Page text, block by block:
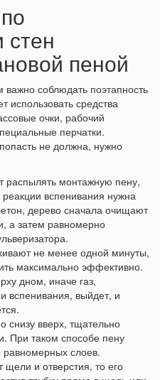
стен
пеной
соблюдать поэтапность
использовать средства
очки, рабочий
перчатки.
не должна, нужно
распылять монтажную пену,
реакции вспенивания нужна
дерево сначала очищают
а затем равномерно
не менее одной минуты,
максимально эффективно.
дном, иначе газ,
вспенивания, выйдет, и
снизу вверх, тщательно
При таком способе пену
равномерных слоев.
и отверстия, то его